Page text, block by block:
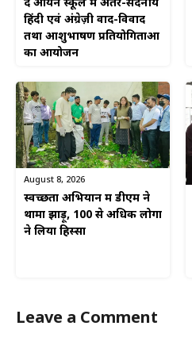
द आर्यन स्कूल में अंतर-सदनीय
हिंदी एवं अंग्रेज़ी वाद-विवाद
तथा आशुभाषण प्रतियोगिताओं
का आयोजन
August 8, 2026
स्वच्छता अभियान में डीएम ने
थामा झाड़ू, 100 से अधिक लोगों
ने लिया हिस्सा
Leave a Comment